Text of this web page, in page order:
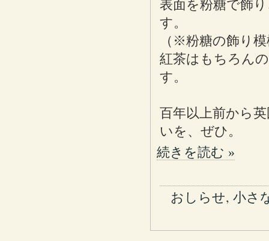
表面を粉糖で飾
す。
（※粉糖の飾り
紅茶はもちろん
す。
百年以上前から
いを、ぜひ。
続きを読む »
おしらせ, 小さ